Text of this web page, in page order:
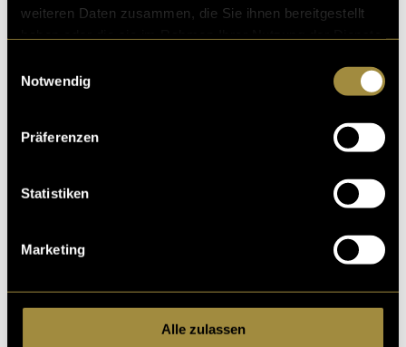
weiteren Daten zusammen, die Sie ihnen bereitgestellt
Notwendig
Präferenzen
Statistiken
Marketing
Alle zulassen